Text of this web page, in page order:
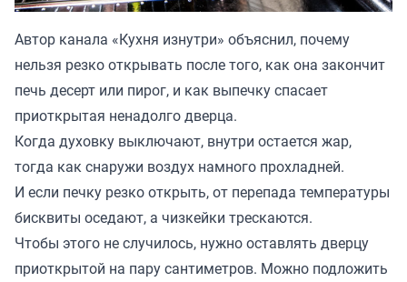
Автор канала «Кухня изнутри» объяснил, почему
нельзя резко открывать после того, как она закончит
печь десерт или пирог, и как выпечку спасает
приоткрытая ненадолго дверца.
Когда духовку выключают, внутри остается жар,
тогда как снаружи воздух намного прохладней.
И если печку резко открыть, от перепада температуры
бисквиты оседают, а чизкейки трескаются.
Чтобы этого не случилось, нужно оставлять дверцу
приоткрытой на пару сантиметров. Можно подложить